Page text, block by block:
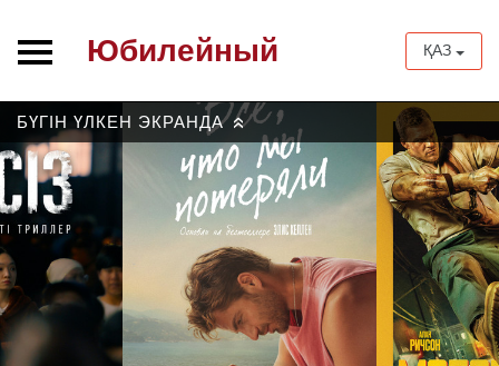
Юбилейный ҚАЗ
БҮГІН ҮЛКЕН ЭКРАНДА»